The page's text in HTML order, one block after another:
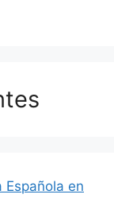
Española en